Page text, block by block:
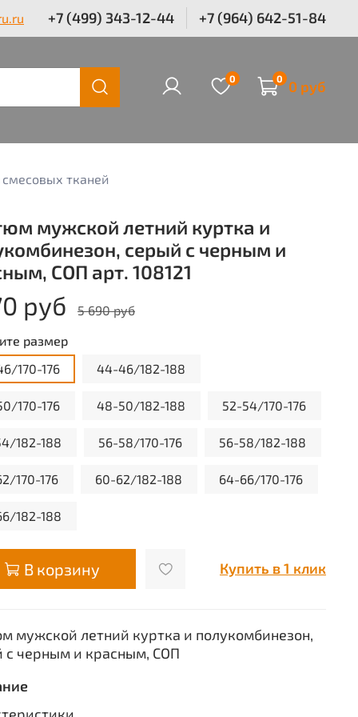
+7 (499) 343-12-44 +7 (964) 642-51-84
0 0 0 руб
тканей
мужской летний куртка и
серый с черным и
СОП арт. 108121
руб
5 690 руб
размер
170-176
44-46/182-188
170-176 48-50/182-188 52-54/170-176
182-188 56-58/170-176 56-58/182-188
170-176 60-62/182-188 64-66/170-176
182-188
В корзину Купить в 1 клик
мужской летний куртка и полукомбинезон,
с черным и красным, СОП